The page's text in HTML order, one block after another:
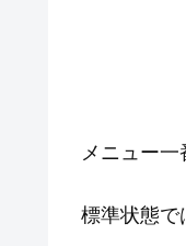
メニュー一
標準状態で